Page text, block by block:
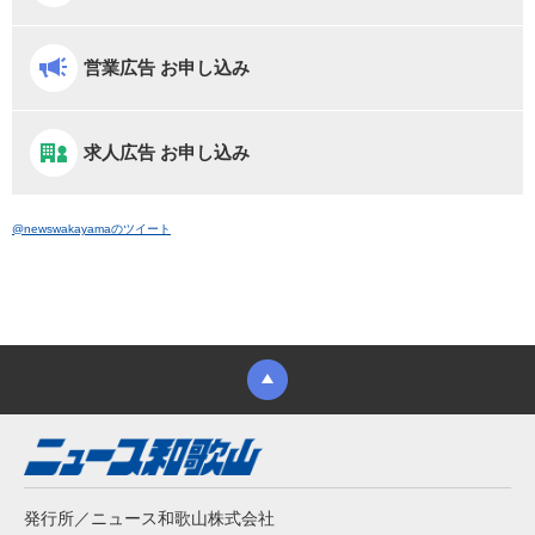
営業広告 お申し込み
求人広告 お申し込み
@newswakayamaのツイート
発行所／ニュース和歌山株式会社